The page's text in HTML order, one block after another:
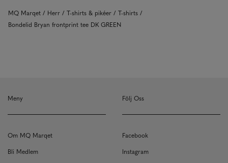
MQ Marqet Herr T-shirts & pikéer
T-shirts
Bondelid Bryan frontprint tee DK GREEN
Meny
Om MQ Marqet
Bli Medlem
Följ Oss
Facebook
Instagram